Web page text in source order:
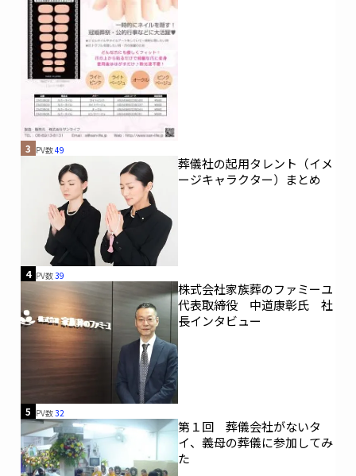
3 PV数49
葬儀社の起用タレント（イメ
ージキャラクター）まとめ
4 PV数39
株式会社家族葬のファミーユ
代表取締役 中道康彰氏 社
長インタビュー
5 PV数32
第１回 葬儀会社がないタ
イ、義母の葬儀に参加してみ
た